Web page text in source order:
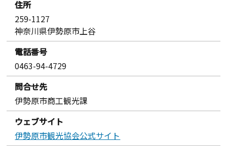
住所
259-1127
神奈川県伊勢原市上谷
電話番号
0463-94-4729
問合せ先
伊勢原市商工観光課
ウェブサイト
伊勢原市観光協会公式サイト